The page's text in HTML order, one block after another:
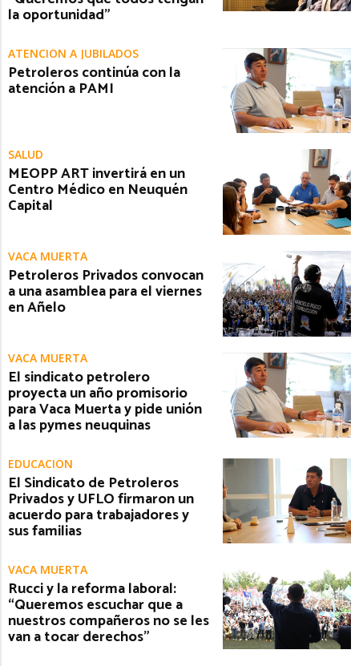
la oportunidad”
ATENCIÓN A JUBILADOS
Petroleros continúa con la
atención a PAMI
SALUD
MEOPP ART invertirá en un
Centro Médico en Neuquén
Capital
VACA MUERTA
Petroleros Privados convocan
a una asamblea para el viernes
en Añelo
VACA MUERTA
El sindicato petrolero
proyecta un año promisorio
para Vaca Muerta y pide unión
a las pymes neuquinas
EDUCACIÓN
El Sindicato de Petroleros
Privados y UFLO firmaron un
acuerdo para trabajadores y
sus familias
VACA MUERTA
Rucci y la reforma laboral:
“Queremos escuchar que a
nuestros compañeros no se les
van a tocar derechos”